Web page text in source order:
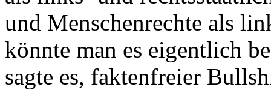
und Menschenrechte als
könnte man es eigentlich
sagte es, faktenfreier